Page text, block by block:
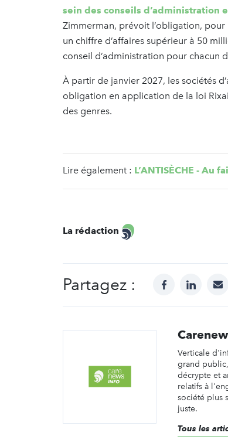
sein des conseils d’administration
Zimmerman, prévoit l’obligation,
un chiffre d’affaires supérieur à 50
conseil d’administration pour chacun
À partir de janvier 2027, les sociétés
obligation en application de la loi
des genres.
Lire également : L’ANTISÈCHE - Au
La rédaction
Partagez : facebooklinkedin
Verticale
grand
décrypte et
relatifs à
société plus
juste.
Tous les